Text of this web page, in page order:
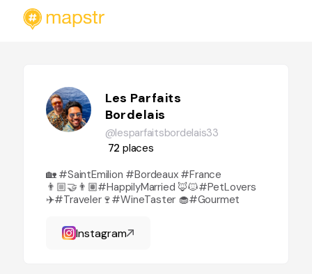
Les Parfaits
Bordelais
@lesparfaitsbordelais33
72 places
🏡 #SaintEmilion #Bordeaux #France
👨🏼‍🤝‍👨🏽#HappilyMarried 🦊🐱#PetLovers
✈️#Traveler🍷#WineTaster 🧁#Gourmet
Instagram